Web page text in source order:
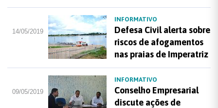
14/05/2019
INFORMATIVO
Defesa Civil alerta sobre
riscos de afogamentos
nas praias de Imperatriz
09/05/2019
INFORMATIVO
Conselho Empresarial
discute ações de